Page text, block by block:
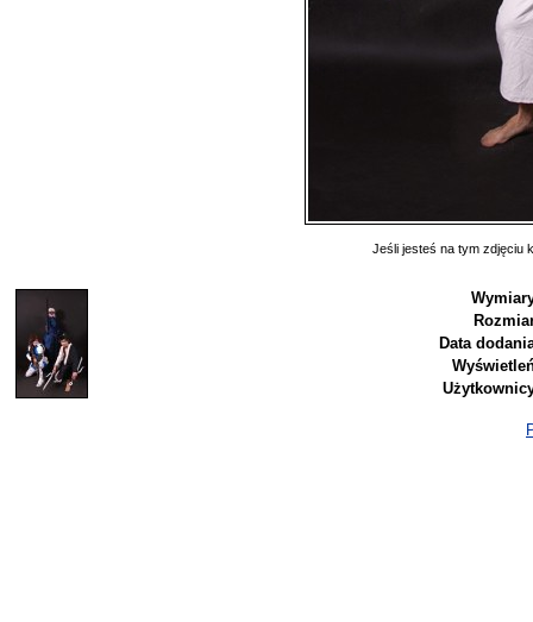
Jeśli jesteś na tym zdjęciu
Data